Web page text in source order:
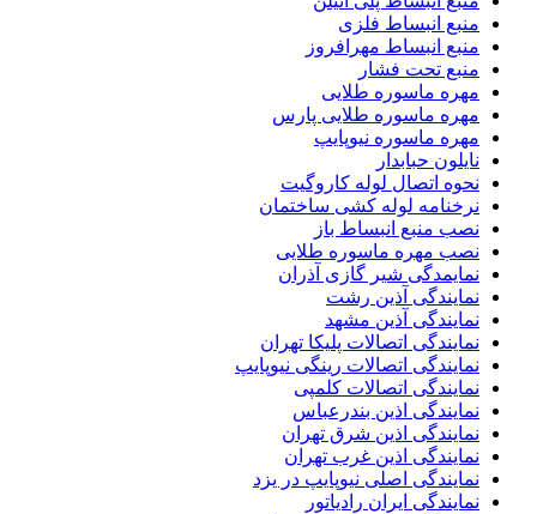
منبع انبساط فلزی
منبع انبساط مهرافروز
منبع تحت فشار
مهره ماسوره طلایی
مهره ماسوره طلایی پارس
مهره ماسوره نیوپایپ
نایلون حبابدار
نحوه اتصال لوله کاروگیت
نرخنامه لوله کشی ساختمان
نصب منبع انبساط باز
نصب مهره ماسوره طلایی
نمایمدگی شیر گازی آذران
نمایندگی آذین رشت
نمایندگی آذین مشهد
نمایندگی اتصالات پلیکا تهران
نمایندگی اتصالات رینگی نیوپایپ
نمایندگی اتصالات کلمپی
نمایندگی اذین بندرعباس
نمایندگی اذین شرق تهران
نمایندگی اذین غرب تهران
نمایندگی اصلی نیوپایپ در یزد
نمایندگی ایران رادیاتور